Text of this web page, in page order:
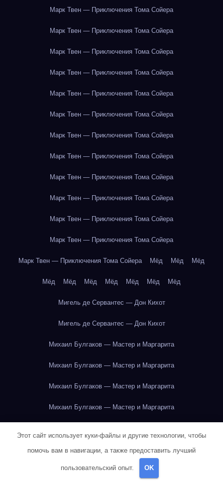
Марк Твен — Приключения Тома Сойера
Марк Твен — Приключения Тома Сойера
Марк Твен — Приключения Тома Сойера
Марк Твен — Приключения Тома Сойера
Марк Твен — Приключения Тома Сойера
Марк Твен — Приключения Тома Сойера
Марк Твен — Приключения Тома Сойера
Марк Твен — Приключения Тома Сойера
Марк Твен — Приключения Тома Сойера
Марк Твен — Приключения Тома Сойера
Марк Твен — Приключения Тома Сойера
Марк Твен — Приключения Тома Сойера
Марк Твен — Приключения Тома Сойера Мёд Мёд Мёд
Мёд Мёд Мёд Мёд Мёд Мёд Мёд
Мигель де Сервантес — Дон Кихот
Мигель де Сервантес — Дон Кихот
Михаил Булгаков — Мастер и Маргарита
Михаил Булгаков — Мастер и Маргарита
Михаил Булгаков — Мастер и Маргарита
Михаил Булгаков — Мастер и Маргарита
Михаил Булгаков — Мастер и Маргарита
Михаил Булгаков — Мастер и Маргарита
Этот сайт использует куки-файлы и другие технологии, чтобы
помочь вам в навигации, а также предоставить лучший
пользовательский опыт. OK